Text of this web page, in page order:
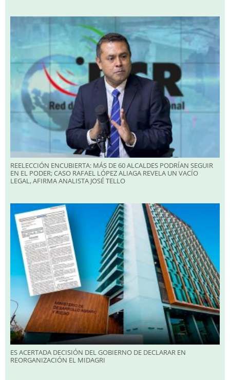
REELECCIÓN ENCUBIERTA: MÁS DE 60 ALCALDES PODRÍAN SEGUIR
EN EL PODER; CASO RAFAEL LÓPEZ ALIAGA REVELA UN VACÍO
LEGAL, AFIRMA ANALISTA JOSÉ TELLO
ES ACERTADA DECISIÓN DEL GOBIERNO DE DECLARAR EN
REORGANIZACIÓN EL MIDAGRI